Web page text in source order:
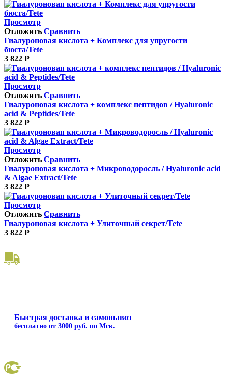
Просмотр
Отложить Сравнить
Гиалуроновая кислота + Комплекс для упругости
бюста/Tete
3 822 Р
Просмотр
Отложить Сравнить
Гиалуроновая кислота + комплекс пептидов / Hyaluronic
acid & Peptides/Tete
3 822 Р
Просмотр
Отложить Сравнить
Гиалуроновая кислота + Микроводоросль / Hyaluronic acid
& Algae Extract/Tete
3 822 Р
Просмотр
Отложить Сравнить
Гиалуроновая кислота + Улиточный секрет/Tete
3 822 Р
Быстрая доставка и самовывоз
бесплатно от 3000 руб. по Мск.